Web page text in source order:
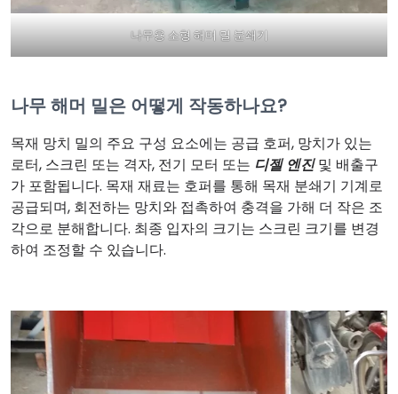
나무용 소형 해머 밀 분쇄기
나무 해머 밀은 어떻게 작동하나요?
목재 망치 밀의 주요 구성 요소에는 공급 호퍼, 망치가 있는
로터, 스크린 또는 격자, 전기 모터 또는 디젤 엔진및 배출구
가 포함됩니다. 목재 재료는 호퍼를 통해 목재 분쇄기 기계로
공급되며, 회전하는 망치와 접촉하여 충격을 가해 더 작은 조
각으로 분해합니다. 최종 입자의 크기는 스크린 크기를 변경
하여 조정할 수 있습니다.